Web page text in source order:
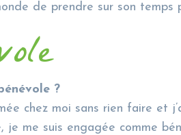
de prendre sur son temps
?
chez moi sans rien faire et
je me suis engagée comme